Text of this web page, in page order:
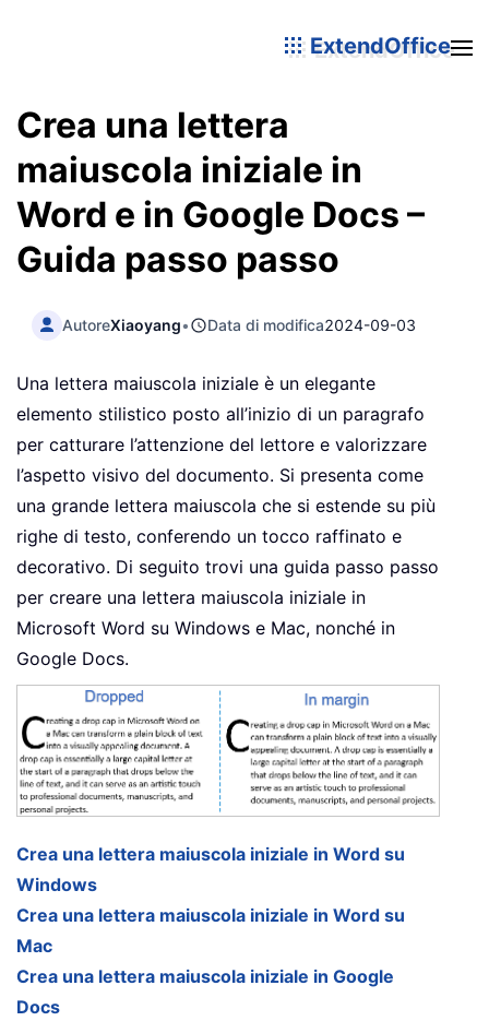
ExtendOffice
Crea una lettera
maiuscola iniziale in
Word e in Google Docs –
Guida passo passo
AutoreXiaoyang• Data di modifica2024-09-03
Una lettera maiuscola iniziale è un elegante
elemento stilistico posto all’inizio di un paragrafo
per catturare l’attenzione del lettore e valorizzare
l’aspetto visivo del documento. Si presenta come
una grande lettera maiuscola che si estende su più
righe di testo, conferendo un tocco raffinato e
decorativo. Di seguito trovi una guida passo passo
per creare una lettera maiuscola iniziale in
Microsoft Word su Windows e Mac, nonché in
Google Docs.
Crea una lettera maiuscola iniziale in Word su
Windows
Crea una lettera maiuscola iniziale in Word su
Mac
Crea una lettera maiuscola iniziale in Google
Docs